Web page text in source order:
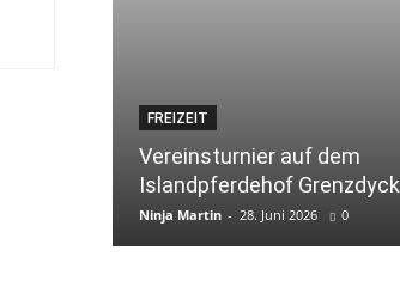
FREIZEIT
Vereinsturnier auf dem
Islandpferdehof Grenzdyck
Ninja Martin - 28. Juni 2026 0